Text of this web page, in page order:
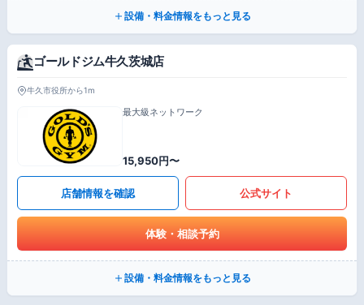
設備・料金情報をもっと見る
ゴールドジム牛久茨城店
牛久市役所から1m
最大級ネットワーク
15,950円〜
店舗情報を確認 公式サイト
体験・相談予約
設備・料金情報をもっと見る